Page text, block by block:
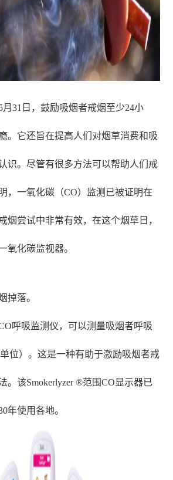
31日，鼓励吸烟者戒烟至少24小
。它还旨在提高人们对烟草消费和吸
识。尽管有很多方法可以帮助人们戒
，一氧化碳（CO）监测已被证明在
烟尝试中非常有效，在这个烟草日，
氧化碳监视器。
掉落。
呼吸监测仪，可以测量吸烟者呼吸
位）。这是一种有助于激励吸烟者戒
。该Smokerlyzer ®范围CO显示器已
年使用各地。